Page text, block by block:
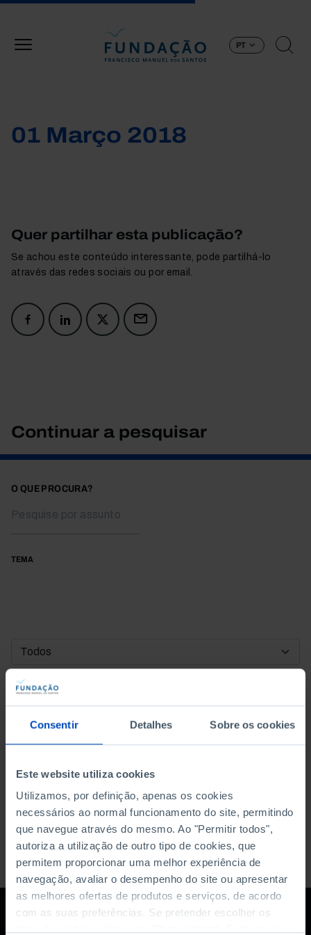
Consentir Detalhes Sobre os cookies
Este website utiliza cookies
Utilizamos, por definição, apenas os cookies
necessários ao normal funcionamento do site, permitindo
que navegue através do mesmo. Ao "Permitir todos",
autoriza a utilização de outro tipo de cookies, que
permitem proporcionar uma melhor experiência de
navegação, avaliar o desempenho do site ou apresentar
as melhores ofertas de produtos e serviços, de acordo
com as suas preferências. Se pretender escolher os
PT
01 Março 2018
Quer partilhar esta publicação?
Se achou este conteúdo interessante, pode partilhá-lo
através das redes sociais ou por email.
Continuar a pesquisar
O QUE PROCURA?
TEMA
DATA DE INÍCIO
DATA DE FIM